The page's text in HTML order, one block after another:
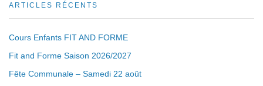
ARTICLES RÉCENTS
Cours Enfants FIT AND FORME
Fit and Forme Saison 2026/2027
Fête Communale – Samedi 22 août